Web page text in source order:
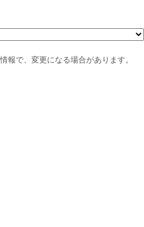
報で、変更になる場合があります。